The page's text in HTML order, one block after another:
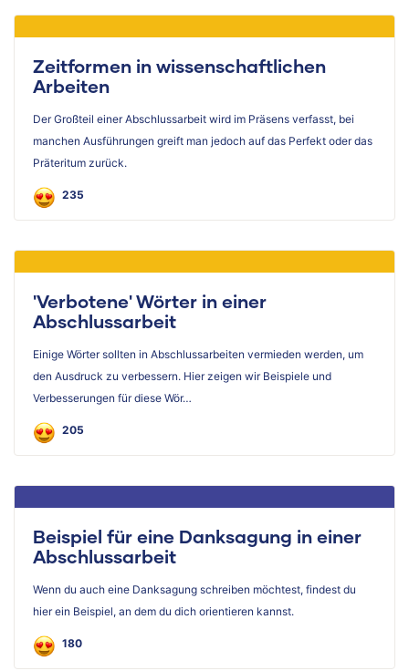
Zeitformen in wissenschaftlichen
Arbeiten
Der Großteil einer Abschlussarbeit wird im Präsens verfasst, bei
manchen Ausführungen greift man jedoch auf das Perfekt oder das
Präteritum zurück.
235
'Verbotene' Wörter in einer
Abschlussarbeit
Einige Wörter sollten in Abschlussarbeiten vermieden werden, um
den Ausdruck zu verbessern. Hier zeigen wir Beispiele und
Verbesserungen für diese Wör…
205
Beispiel für eine Danksagung in einer
Abschlussarbeit
Wenn du auch eine Danksagung schreiben möchtest, findest du
hier ein Beispiel, an dem du dich orientieren kannst.
180